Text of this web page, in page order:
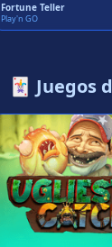
Fortune Teller
Play'n GO
🃏 Juegos